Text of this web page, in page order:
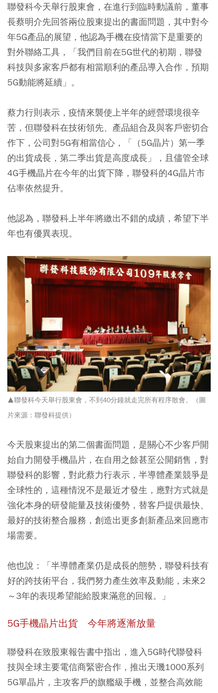
聯發科今天舉行股東會，在進行到臨時動議前，董事
長蔡明介先回答兩位股東提出的書面問題，其中對今
年5G產品的展望，他認為手機在疫情當下是重要的
對外聯絡工具，「我們目前在5G世代的初期，聯發
科技與多家客戶都有相當順利的產品導入合作，預期
5G動能將延續」。
蔡力行則表示，疫情來襲使上半年的經營環境很辛
苦，但聯發科在技術領先、產品組合及與客戶密切合
作下，公司對5G有相當信心，「（5G晶片） 第一季
的出貨成長，第二季出貨是高度成長 」，且儘管全球
4G手機晶片在今年的出貨下降，聯發科的4G晶片市
佔率依然提升。
他認為，聯發科上半年將繳出不錯的成績，希望下半
年也有優異表現。
▲聯發科今天舉行股東會，不到40分鐘就走完所有程序散會。（圖
片來源：聯發科提供）
今天股東提出的第二個書面問題，是關心不少客戶開
始自力開發手機晶片，在自用之餘甚至公開銷售，對
聯發科的影響，對此蔡力行表示，半導體產業競爭是
全球性的，這種情況不是最近才發生，應對方式就是
強化本身的研發能量及技術優勢，替客戶提供最快、
最好的技術整合服務，創造出更多創新產品來回應市
場需要。
他也說：「半導體產業仍是成長的態勢，聯發科技有
好的跨技術平台，我們努力產生效率及動能，未來2
～3年的表現希望能給股東滿意的回報。」
5G手機晶片出貨 今年將逐漸放量
聯發科在致股東報告書中指出，進入5G時代聯發科
技與全球主要電信商緊密合作，推出天璣1000系列
5G單晶片，主攻客戶的旗艦級手機，並整合高效能